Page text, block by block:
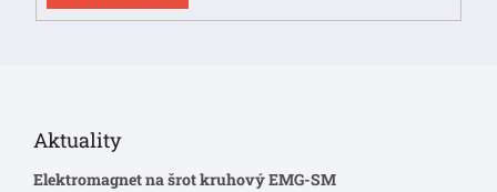
Aktuality
Elektromagnet na šrot kruhový EMG-SM